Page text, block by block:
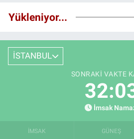
Yükleniyor...
İSTANBUL
SONRAKI VAKTE
İmsak
İMSAK GÜNEŞ